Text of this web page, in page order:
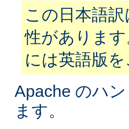
この日本語
性がありま
には英語版
Apache のハ
ます。